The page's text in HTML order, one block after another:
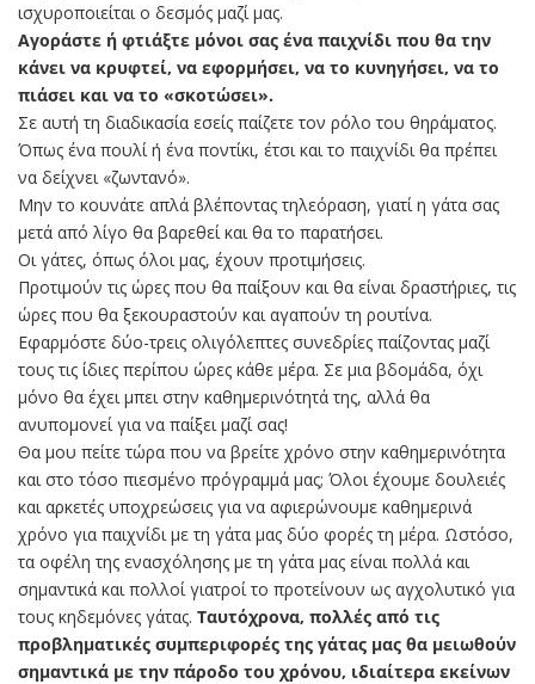
ισχυροποιείται ο δεσμός μαζί μας.
Αγοράστε ή φτιάξτε μόνοι σας ένα παιχνίδι που θα την
κάνει να κρυφτεί, να εφορμήσει, να το κυνηγήσει, να το
πιάσει και να το «σκοτώσει».
Σε αυτή τη διαδικασία εσείς παίζετε τον ρόλο του θηράματος.
Όπως ένα πουλί ή ένα ποντίκι, έτσι και το παιχνίδι θα πρέπει
να δείχνει «ζωντανό».
Μην το κουνάτε απλά βλέποντας τηλεόραση, γιατί η γάτα σας
μετά από λίγο θα βαρεθεί και θα το παρατήσει.
Οι γάτες, όπως όλοι μας, έχουν προτιμήσεις.
Προτιμούν τις ώρες που θα παίξουν και θα είναι δραστήριες, τις
ώρες που θα ξεκουραστούν και αγαπούν τη ρουτίνα.
Εφαρμόστε δύο-τρεις ολιγόλεπτες συνεδρίες παίζοντας μαζί
τους τις ίδιες περίπου ώρες κάθε μέρα. Σε μια βδομάδα, όχι
μόνο θα έχει μπει στην καθημερινότητά της, αλλά θα
ανυπομονεί για να παίξει μαζί σας!
Θα μου πείτε τώρα που να βρείτε χρόνο στην καθημερινότητα
και στο τόσο πιεσμένο πρόγραμμά μας; Όλοι έχουμε δουλειές
και αρκετές υποχρεώσεις για να αφιερώνουμε καθημερινά
χρόνο για παιχνίδι με τη γάτα μας δύο φορές τη μέρα. Ωστόσο,
τα οφέλη της ενασχόλησης με τη γάτα μας είναι πολλά και
σημαντικά και πολλοί γιατροί το προτείνουν ως αγχολυτικό για
τους κηδεμόνες γάτας. Ταυτόχρονα, πολλές από τις
προβληματικές συμπεριφορές της γάτας μας θα μειωθούν
σημαντικά με την πάροδο του χρόνου, ιδιαίτερα εκείνων